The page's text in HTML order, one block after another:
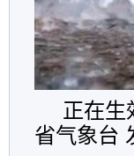
正在生
省气象台